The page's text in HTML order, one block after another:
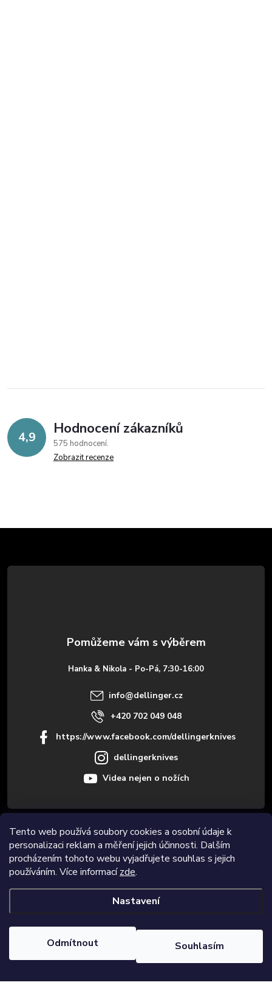
Tento web používá soubory cookies a osobní údaje k
personalizaci reklam a měření jejich účinnosti. Dalším
procházením tohoto webu vyjadřujete souhlas s jejich
používáním. Více informacízde.
Nastavení
Odmítnout Souhlasím
4,9 Hodnocení zákazníků
575 hodnocení
Zobrazit recenze
á
Informace pro vás
Novinky
Hanka & Nikola - Po-Pá, 7:30-16:00
info@dellinger.cz
+420 702 049 048
https://www.facebook.com/dellingerknives
dellingerknives
Videa nejen o nožích
Vytvořil Shoptet Premium
nastavení cookies